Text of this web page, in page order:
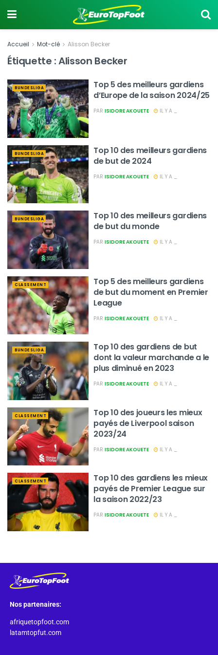
Accueil Mot-clé Alisson Becker
Étiquette :Alisson Becker
BUNDESLIGA
Top 5 des meilleurs gardiens
d’Europe de la saison 2024/25
PAR ISIDORE AKOUETE IL Y A _
BUNDESLIGA
Top 10 des meilleurs gardiens
de but de 2024
PAR ISIDORE AKOUETE IL Y A _
BUNDESLIGA
Top 10 des meilleurs gardiens
de but du monde
PAR ISIDORE AKOUETE IL Y A _
CLASSEMENT
Top 5 des meilleurs gardiens
de but du moment en Premier
League
PAR ISIDORE AKOUETE IL Y A _
BUNDESLIGA
Top 10 des gardiens de but
dont la valeur marchande a le
plus diminué en 2023
PAR ISIDORE AKOUETE IL Y A _
CLASSEMENT
Top 10 des joueurs les mieux
payés de Liverpool saison
2023/24
PAR ISIDORE AKOUETE IL Y A _
CLASSEMENT
Top 10 des gardiens les mieux
payés de Premier League sur
la saison 2022/23
PAR ISIDORE AKOUETE IL Y A _
Nos partenaires:
afriquetopfoot.com
latamtopfut.com